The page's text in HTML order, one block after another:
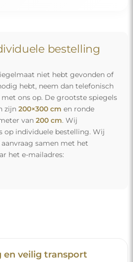
en veilig transport
te maken over het transport – wij
die u heeft besteld veilig bij u
kosteloos. Wij beschikken over
opgeleid personeel, daarom
dat de spiegel in perfecte staat
kosten. Zelfs als u een
bestelt, kunt u rekenen op
verpakken.